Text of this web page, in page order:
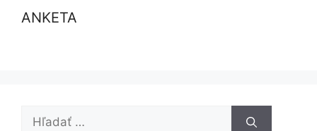
ANKETA
Hľadať: